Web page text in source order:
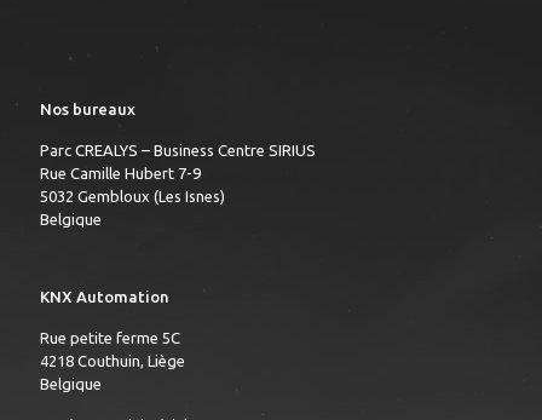
Nos bureaux
Parc CREALYS – Business Centre SIRIUS
Rue Camille Hubert 7-9
5032 Gembloux (Les Isnes)
Belgique
KNX Automation
Rue petite ferme 5C
4218 Couthuin, Liège
Belgique